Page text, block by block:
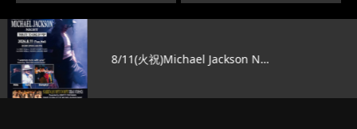
8/11(火祝)Michael Jackson N…